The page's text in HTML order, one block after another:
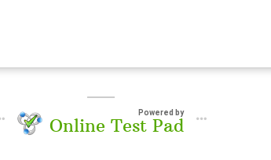
Powered by
Online Test Pad